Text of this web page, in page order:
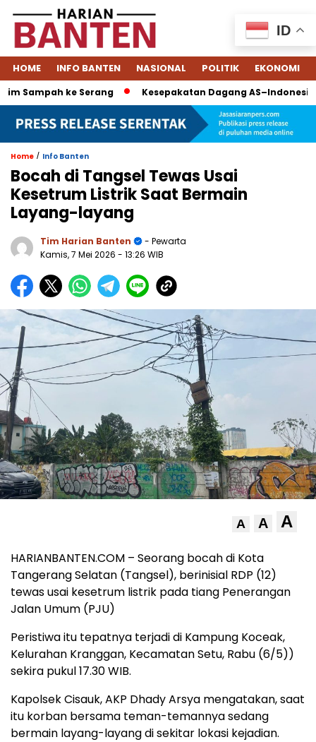
HOME INFO BANTEN NASIONAL POLITIK EKONOMI
Sampah ke Serang Kesepakatan Dagang AS–Indonesia:
Home / Info Banten
Bocah di Tangsel Tewas Usai
Kesetrum Listrik Saat Bermain
Layang-layang
Tim Harian Banten
- Pewarta
Kamis, 7 Mei 2026 - 13:26 WIB
A A A
HARIANBANTEN.COM – Seorang bocah di Kota
Tangerang Selatan (Tangsel), berinisial RDP (12)
tewas usai kesetrum listrik pada tiang Penerangan
Jalan Umum (PJU)
Peristiwa itu tepatnya terjadi di Kampung Koceak,
Kelurahan Kranggan, Kecamatan Setu, Rabu (6/5))
sekira pukul 17.30 WIB.
Kapolsek Cisauk, AKP Dhady Arsya mengatakan, saat
itu korban bersama teman-temannya sedang
bermain layang-layang di sekitar lokasi kejadian.
ID